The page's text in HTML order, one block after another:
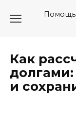
Помощь
Как
долгами:
и